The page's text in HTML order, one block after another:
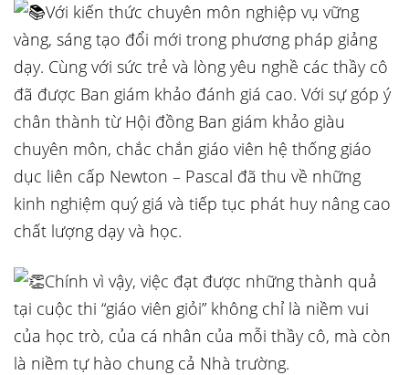
Với kiến thức chuyên môn nghiệp vụ vững
vàng, sáng tạo đổi mới trong phương pháp giảng
dạy. Cùng với sức trẻ và lòng yêu nghề các thầy cô
đã được Ban giám khảo đánh giá cao. Với sự góp ý
chân thành từ Hội đồng Ban giám khảo giàu
chuyên môn, chắc chắn giáo viên hệ thống giáo
dục liên cấp Newton – Pascal đã thu về những
kinh nghiệm quý giá và tiếp tục phát huy nâng cao
chất lượng dạy và học.
Chính vì vậy, việc đạt được những thành quả
tại cuộc thi “giáo viên giỏi” không chỉ là niềm vui
của học trò, của cá nhân của mỗi thầy cô, mà còn
là niềm tự hào chung cả Nhà trường.